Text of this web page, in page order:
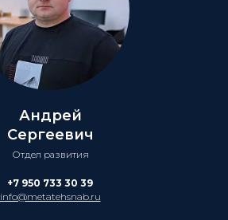
Андрей
Сергеевич
Отдел развития
+7 950 733 30 39
info@metatehsnab.ru